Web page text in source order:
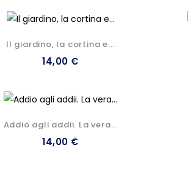
Il giardino, la cortina e...
14,00 €
Addio agli addii. La vera...
14,00 €